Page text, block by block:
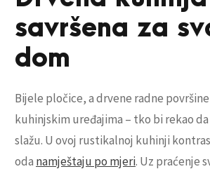
savršena za
dom
Bijele pločice, a drvene radne
kuhinjskim uređajima – tko bi rekao
slažu. U ovoj rustikalnoj kuhinji
oda namještaju po mjeri. Uz praćenje